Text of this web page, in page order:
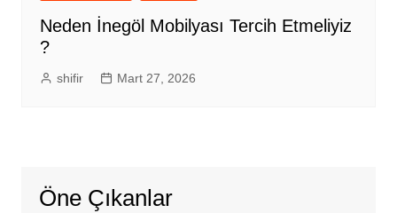
Neden İnegöl Mobilyası Tercih Etmeliyiz
?
shifir Mart 27, 2026
Öne Çıkanlar